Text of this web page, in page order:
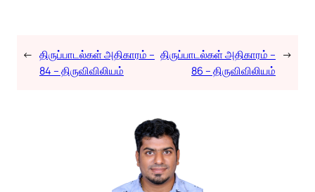
← திருப்பாடல்கள் அதிகாரம் –
84 – திருவிவிலியம்
திருப்பாடல்கள் அதிகாரம் –
86 – திருவிவிலியம்
→